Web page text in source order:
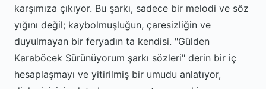
karşımıza çıkıyor. Bu şarkı, sadece bir melodi ve söz
yığını değil; kaybolmuşluğun, çaresizliğin ve
duyulmayan bir feryadın ta kendisi. "Gülden
Karaböcek Sürünüyorum şarkı sözleri" derin bir iç
hesaplaşmayı ve yitirilmiş bir umudu anlatıyor,